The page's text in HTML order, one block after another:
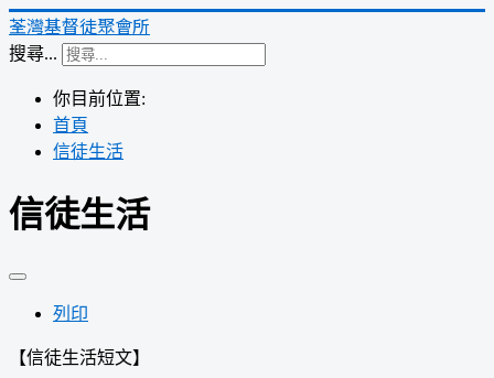
荃灣基督徒聚會所
搜尋...
你目前位置:
首頁
信徒生活
信徒生活
列印
【信徒生活短文】